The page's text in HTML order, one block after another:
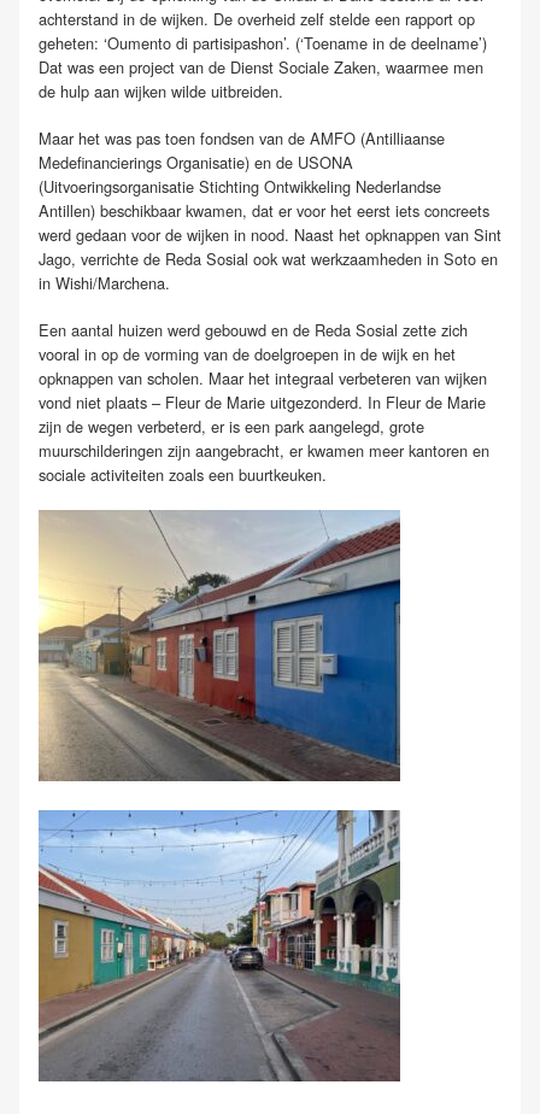
achterstand in de wijken. De overheid zelf stelde een rapport op
geheten: ‘Oumento di partisipashon’. (‘Toename in de deelname’)
Dat was een project van de Dienst Sociale Zaken, waarmee men
de hulp aan wijken wilde uitbreiden.
Maar het was pas toen fondsen van de AMFO (Antilliaanse
Medefinancierings Organisatie) en de USONA
(Uitvoeringsorganisatie Stichting Ontwikkeling Nederlandse
Antillen) beschikbaar kwamen, dat er voor het eerst iets concreets
werd gedaan voor de wijken in nood. Naast het opknappen van Sint
Jago, verrichte de Reda Sosial ook wat werkzaamheden in Soto en
in Wishi/Marchena.
Een aantal huizen werd gebouwd en de Reda Sosial zette zich
vooral in op de vorming van de doelgroepen in de wijk en het
opknappen van scholen. Maar het integraal verbeteren van wijken
vond niet plaats – Fleur de Marie uitgezonderd. In Fleur de Marie
zijn de wegen verbeterd, er is een park aangelegd, grote
muurschilderingen zijn aangebracht, er kwamen meer kantoren en
sociale activiteiten zoals een buurtkeuken.